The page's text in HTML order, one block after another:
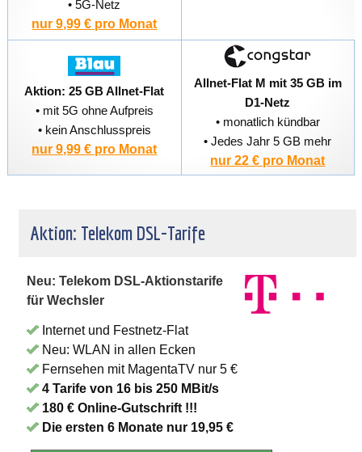
• 5G-Netz
nur 9,99 € pro Monat
Aktion: 25 GB Allnet-Flat
• mit 5G ohne Aufpreis
• kein Anschlusspreis
nur 9,99 € pro Monat
Allnet-Flat M mit 35 GB im
D1-Netz
• monatlich kündbar
• Jedes Jahr 5 GB mehr
nur 22 € pro Monat
Aktion: Telekom DSL-Tarife
Neu: Telekom DSL-Aktionstarife
für Wechsler
Internet und Festnetz-Flat
Neu: WLAN in allen Ecken
Fernsehen mit MagentaTV nur 5 €
4 Tarife von 16 bis 250 MBit/s
180 € Online-Gutschrift !!!
Die ersten 6 Monate nur 19,95 €